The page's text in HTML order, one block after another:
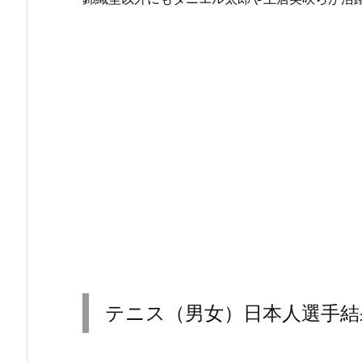
テニス（男女）日本人選手